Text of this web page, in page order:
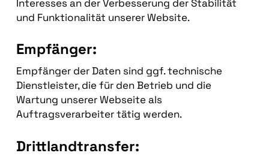
Interesses an der Verbesserung der Stabilität
und Funktionalität unserer Website.
Empfänger:
Empfänger der Daten sind ggf. technische
Dienstleister, die für den Betrieb und die
Wartung unserer Webseite als
Auftragsverarbeiter tätig werden.
Drittlandtransfer: